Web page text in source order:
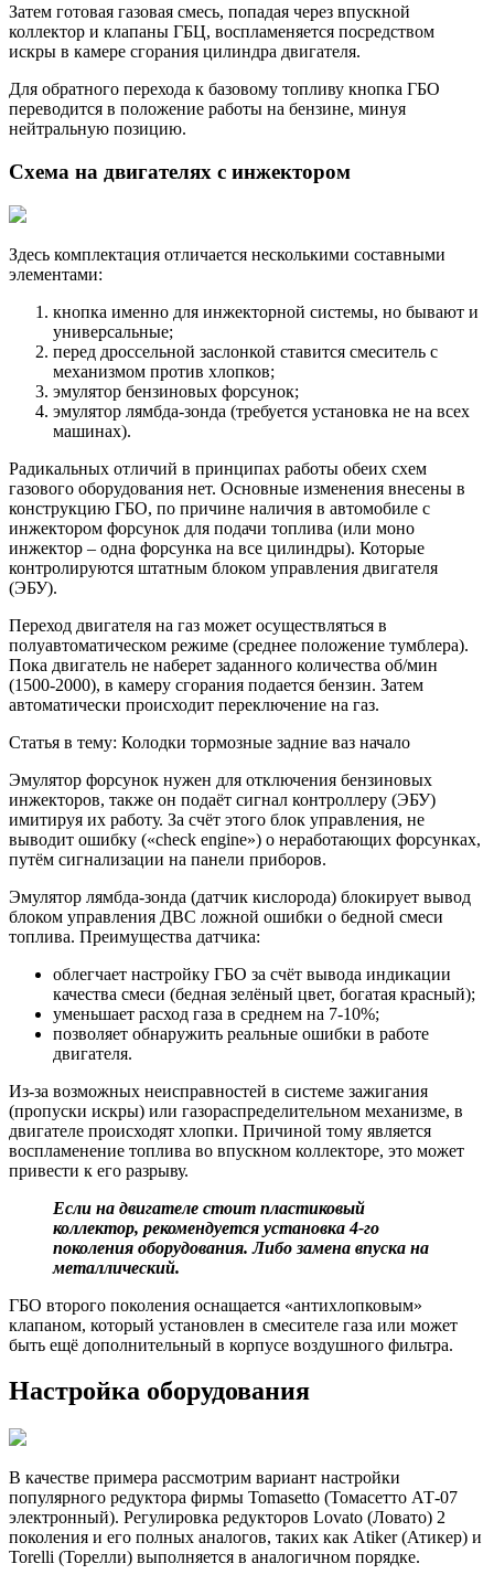
Затем готовая газовая смесь, попадая через впускной
коллектор и клапаны ГБЦ, воспламеняется посредством
искры в камере сгорания цилиндра двигателя.
Для обратного перехода к базовому топливу кнопка ГБО
переводится в положение работы на бензине, минуя
нейтральную позицию.
Схема на двигателях с инжектором
Здесь комплектация отличается несколькими составными
элементами:
кнопка именно для инжекторной системы, но бывают и
универсальные;
перед дроссельной заслонкой ставится смеситель с
механизмом против хлопков;
эмулятор бензиновых форсунок;
эмулятор лямбда-зонда (требуется установка не на всех
машинах).
Радикальных отличий в принципах работы обеих схем
газового оборудования нет. Основные изменения внесены в
конструкцию ГБО, по причине наличия в автомобиле с
инжектором форсунок для подачи топлива (или моно
инжектор – одна форсунка на все цилиндры). Которые
контролируются штатным блоком управления двигателя
(ЭБУ).
Переход двигателя на газ может осуществляться в
полуавтоматическом режиме (среднее положение тумблера).
Пока двигатель не наберет заданного количества об/мин
(1500-2000), в камеру сгорания подается бензин. Затем
автоматически происходит переключение на газ.
Статья в тему: Колодки тормозные задние ваз начало
Эмулятор форсунок нужен для отключения бензиновых
инжекторов, также он подаёт сигнал контроллеру (ЭБУ)
имитируя их работу. За счёт этого блок управления, не
выводит ошибку («check engine») о неработающих форсунках,
путём сигнализации на панели приборов.
Эмулятор лямбда-зонда (датчик кислорода) блокирует вывод
блоком управления ДВС ложной ошибки о бедной смеси
топлива. Преимущества датчика:
облегчает настройку ГБО за счёт вывода индикации
качества смеси (бедная зелёный цвет, богатая красный);
уменьшает расход газа в среднем на 7-10%;
позволяет обнаружить реальные ошибки в работе
двигателя.
Из-за возможных неисправностей в системе зажигания
(пропуски искры) или газораспределительном механизме, в
двигателе происходят хлопки. Причиной тому является
воспламенение топлива во впускном коллекторе, это может
привести к его разрыву.
Если на двигателе стоит пластиковый
коллектор, рекомендуется установка 4-го
поколения оборудования. Либо замена впуска на
металлический.
ГБО второго поколения оснащается «антихлопковым»
клапаном, который установлен в смесителе газа или может
быть ещё дополнительный в корпусе воздушного фильтра.
Настройка оборудования
В качестве примера рассмотрим вариант настройки
популярного редуктора фирмы Tomasetto (Томасетто АТ-07
электронный). Регулировка редукторов Lovato (Ловато) 2
поколения и его полных аналогов, таких как Atiker (Атикер) и
Torelli (Торелли) выполняется в аналогичном порядке.